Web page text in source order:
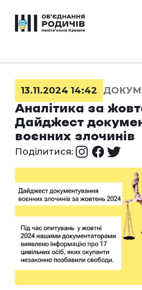
13.11.2024 14:42
Аналітика за
Дайджест
воєнних злочинів
Поділитися: